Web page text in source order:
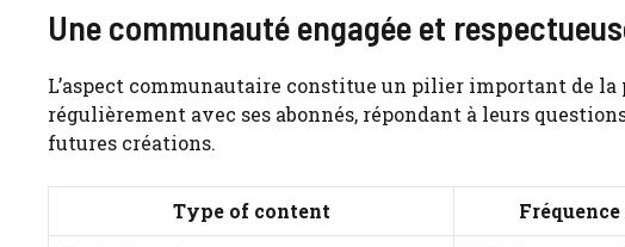
Une communauté engagée et
L’aspect communautaire constitue un pilier important de
régulièrement avec ses abonnés, répondant à leurs
futures créations.
Type of content